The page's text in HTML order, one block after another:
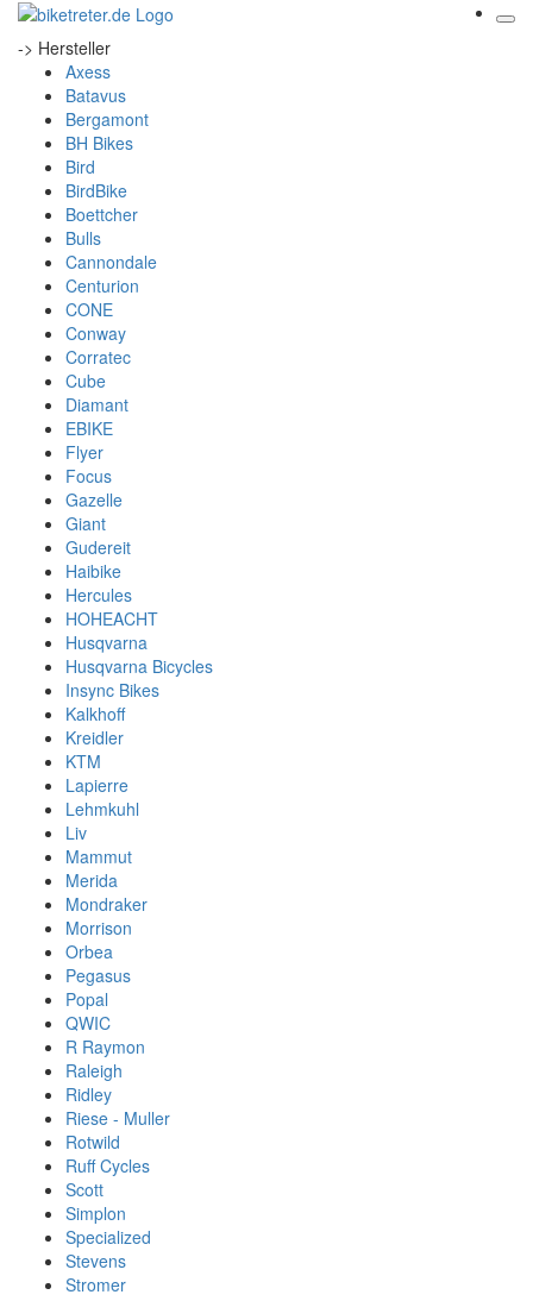
-> Hersteller
Axess
Batavus
Bergamont
BH Bikes
Bird
BirdBike
Boettcher
Bulls
Cannondale
Centurion
CONE
Conway
Corratec
Cube
Diamant
EBIKE
Flyer
Focus
Gazelle
Giant
Gudereit
Haibike
Hercules
HOHEACHT
Husqvarna
Husqvarna Bicycles
Insync Bikes
Kalkhoff
Kreidler
KTM
Lapierre
Lehmkuhl
Liv
Mammut
Merida
Mondraker
Morrison
Orbea
Pegasus
Popal
QWIC
R Raymon
Raleigh
Ridley
Riese - Muller
Rotwild
Ruff Cycles
Scott
Simplon
Specialized
Stevens
Stromer